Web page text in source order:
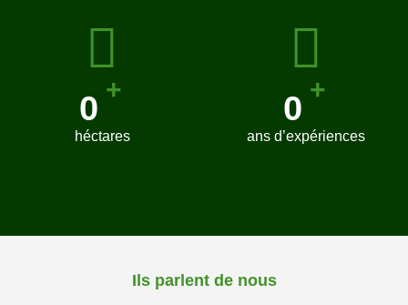
0
+
héctares
0
+
ans d’expériences
Ils parlent de nous